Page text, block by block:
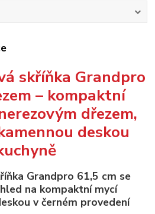
skříňka Grandpro
– kompaktní
dřezem,
deskou